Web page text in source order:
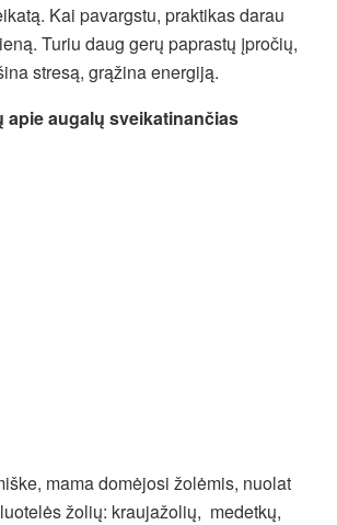
Kai pavargstu, praktikas darau
Turiu daug gerų paprastų įpročių,
stresą, grąžina energiją.
apie augalų sveikatinančias
mama domėjosi žolėmis, nuolat
žolių: kraujažolių, medetkų,